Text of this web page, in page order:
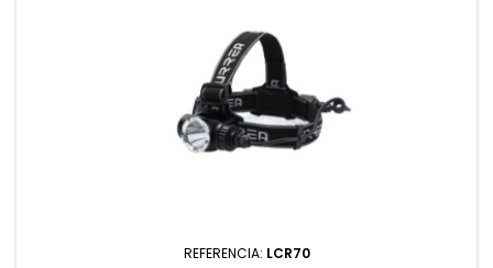
REFERENCIA: LCR70